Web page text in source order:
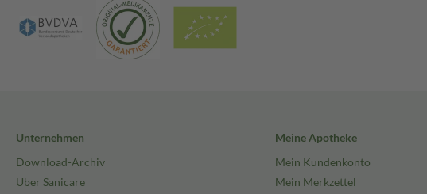
Unternehmen
Download-Archiv
Über Sanicare
Meine Apotheke
Mein Kundenkonto
Mein Merkzettel